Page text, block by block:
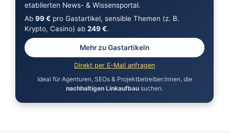
etablierten News- & Wissensportal.
Ab 99 €pro Gastartikel, sensible Themen (z. B.
Krypto, Casino) ab 249 €.
Mehr zu Gastartikeln
Direkt per E-Mail anfragen
Ideal für Agenturen, SEOs & Projektbetreiber:innen, die
nachhaltigen Linkaufbau suchen.